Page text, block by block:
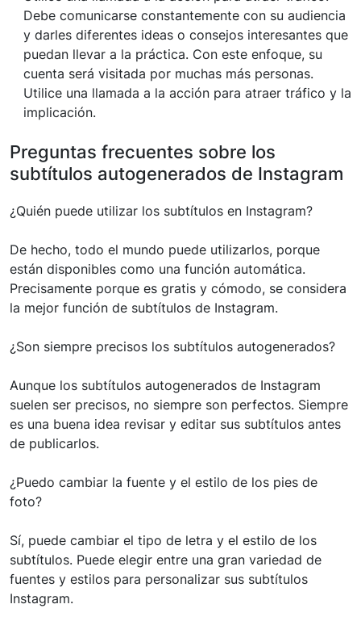
Debe comunicarse constantemente con su audiencia
y darles diferentes ideas o consejos interesantes que
puedan llevar a la práctica. Con este enfoque, su
cuenta será visitada por muchas más personas.
Utilice una llamada a la acción para atraer tráfico y la
implicación.
Preguntas frecuentes sobre los
subtítulos autogenerados de Instagram
¿Quién puede utilizar los subtítulos en Instagram?
De hecho, todo el mundo puede utilizarlos, porque
están disponibles como una función automática.
Precisamente porque es gratis y cómodo, se considera
la mejor función de subtítulos de Instagram.
¿Son siempre precisos los subtítulos autogenerados?
Aunque los subtítulos autogenerados de Instagram
suelen ser precisos, no siempre son perfectos. Siempre
es una buena idea revisar y editar sus subtítulos antes
de publicarlos.
¿Puedo cambiar la fuente y el estilo de los pies de
foto?
Sí, puede cambiar el tipo de letra y el estilo de los
subtítulos. Puede elegir entre una gran variedad de
fuentes y estilos para personalizar sus subtítulos
Instagram.